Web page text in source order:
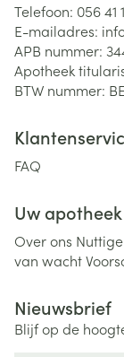
Telefoon: 056 41
E-mailadres:
APB nummer:
Apotheek
BTW nummer:
FAQ
Uw apotheek
Over ons
van wacht
Nieuwsbrief
Blijf op de